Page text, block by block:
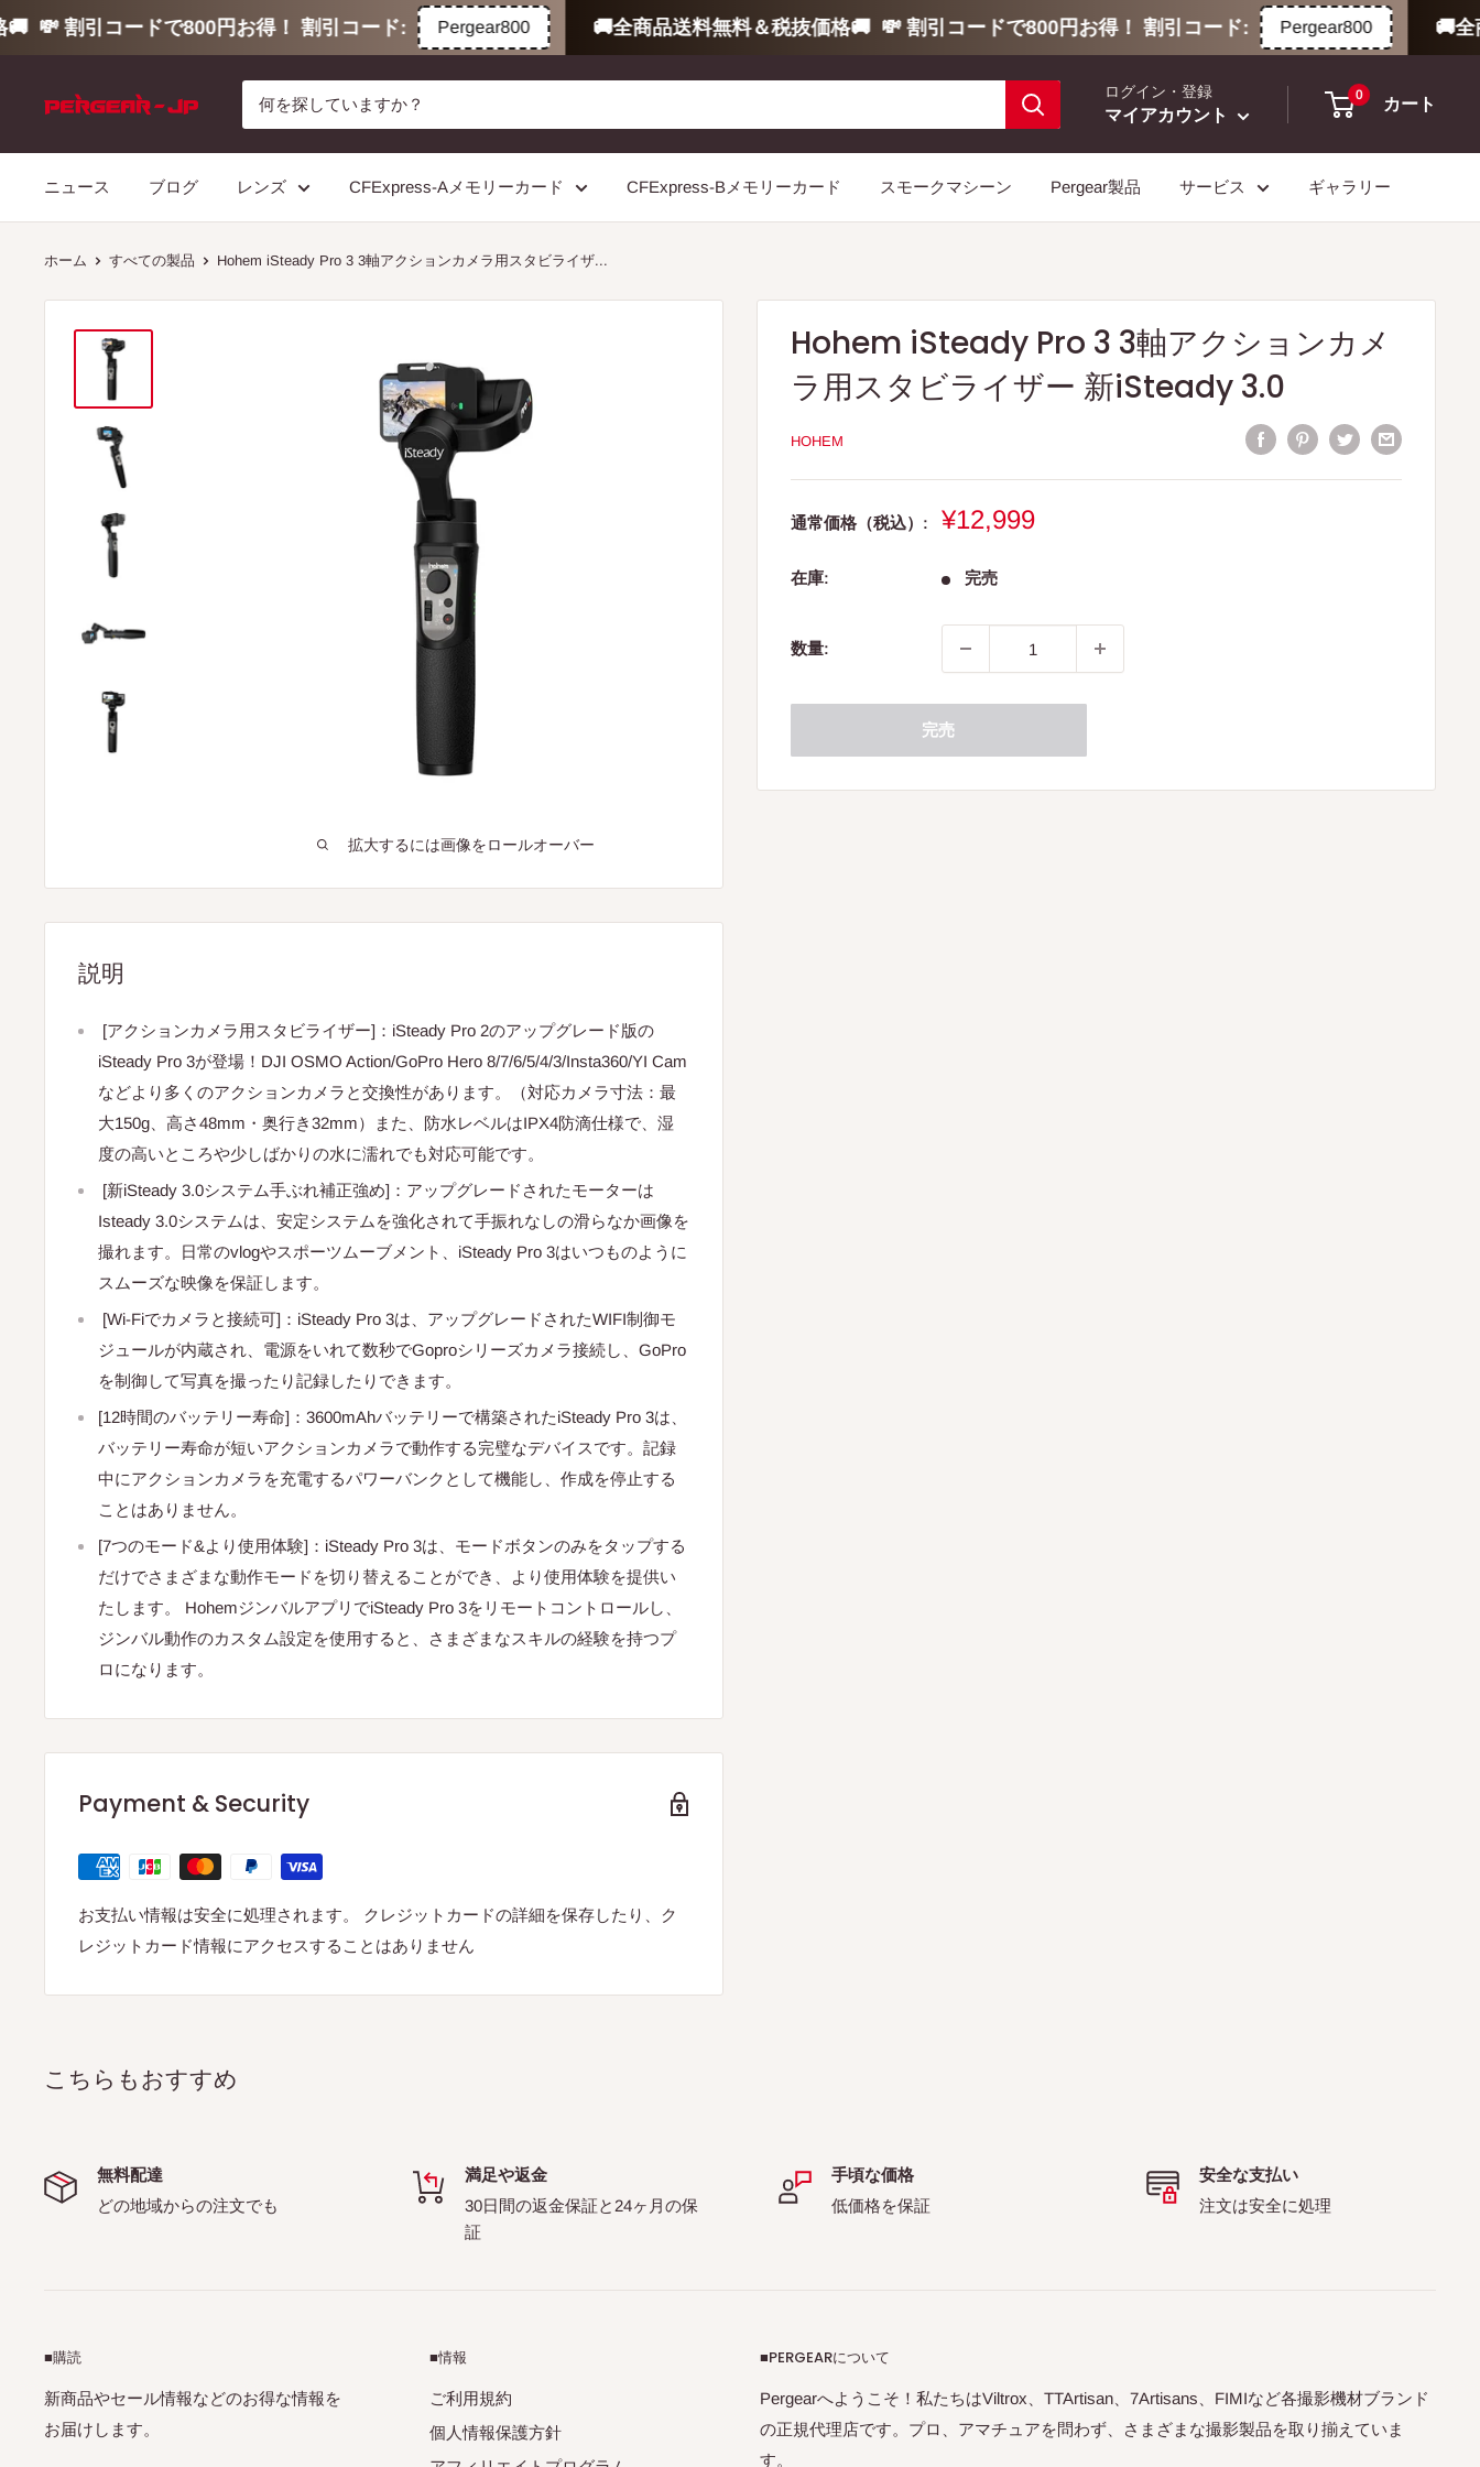
💸 割引コードで800円お得！ 割引コード: Pergear800 🚚全商品送料無料＆税抜価格🚚 💸 割引コードで800円お得！ 割引コード: Pergear800 🚚全
に
ログイン・登録
マイアカウント
0
カート
ニュース ブログ レンズ CFExpress-Aメモリーカード CFExpress-Bメモリーカード スモークマシーン Pergear製品 サービス ギャラリー
ホーム すべての製品 Hohem iSteady Pro 3 3軸アクションカメラ用スタビライザ...
拡大するには画像をロールオーバー
Hohem iSteady Pro 3 3軸アクションカメ
ラ用スタビライザー 新iSteady 3.0
HOHEM
通常価格（税込）:
販
価
¥12,999
在庫: 完売
数量:
完売
説明
[アクションカメラ用スタビライザー]：iSteady Pro 2のアップグレード版の
iSteady Pro 3が登場！DJI OSMO Action/GoPro Hero 8/7/6/5/4/3/Insta360/YI Cam
などより多くのアクションカメラと交換性があります。（対応カメラ寸法：最
大150g、高さ48mm・奥行き32mm）また、防水レベルはIPX4防滴仕様で、湿
度の高いところや少しばかりの水に濡れでも対応可能です。
[新iSteady 3.0システム手ぶれ補正強め]：アップグレードされたモーターは
Isteady 3.0システムは、安定システムを強化されて手振れなしの滑らなか画像を
撮れます。日常のvlogやスポーツムーブメント、iSteady Pro 3はいつものように
スムーズな映像を保証します。
[Wi-Fiでカメラと接続可]：iSteady Pro 3は、アップグレードされたWIFI制御モ
ジュールが内蔵され、電源をいれて数秒でGoproシリーズカメラ接続し、GoPro
を制御して写真を撮ったり記録したりできます。
[12時間のバッテリー寿命]：3600mAhバッテリーで構築されたiSteady Pro 3は、
バッテリー寿命が短いアクションカメラで動作する完璧なデバイスです。記録
中にアクションカメラを充電するパワーバンクとして機能し、作成を停止する
ことはありません。
[7つのモード&より使用体験]：iSteady Pro 3は、モードボタンのみをタップする
だけでさまざまな動作モードを切り替えることができ、より使用体験を提供い
たします。 HohemジンバルアプリでiSteady Pro 3をリモートコントロールし、
ジンバル動作のカスタム設定を使用すると、さまざまなスキルの経験を持つプ
ロになります。
Payment & Security
お支払い情報は安全に処理されます。 クレジットカードの詳細を保存したり、ク
レジットカード情報にアクセスすることはありません
こちらもおすすめ
無料配達
どの地域からの注文でも
満足や返金
30日間の返金保証と24ヶ月の保
証
手頃な価格
低価格を保証
安全な支払い
注文は安全に処理
■購読
新商品やセール情報などのお得な情報を
お届けします。
■情報
ご利用規約
個人情報保護方針
■PERGEARについて
Pergearへようこそ！私たちはViltrox、TTArtisan、7Artisans、FIMIなど各撮影機材ブランド
の正規代理店です。プロ、アマチュアを問わず、さまざまな撮影製品を取り揃えていま
す。